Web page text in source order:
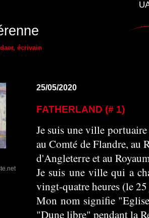
écrivain
25/05/2020
FATHERLAND (# 1)
Je suis une ville
au Comté de Flandre, au
d'Angleterre et au
Je suis une ville qui a
vingt-quatre heures (le
Mon nom signifie
"Dune libre" pendant la